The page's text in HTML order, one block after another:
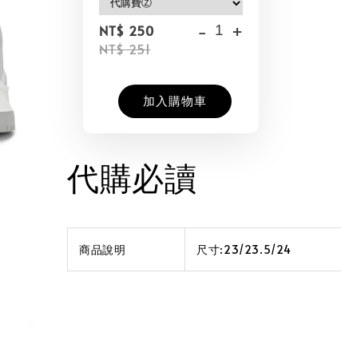
NT$ 250
NT$ 251
- +
加入購物車
代購必讀
商品說明 尺寸:23/23.5/24